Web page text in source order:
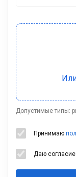
Допустимые типы:
Принимаю
Даю согласие